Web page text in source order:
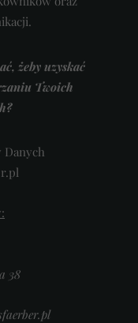
żeby uzyskać
Twoich
38
.pl